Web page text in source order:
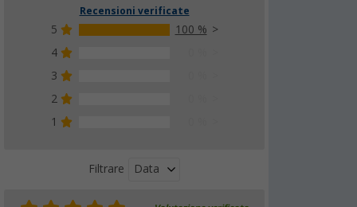
Recensioni verificate
5
100 %
4
3
2
1
Filtrare Data